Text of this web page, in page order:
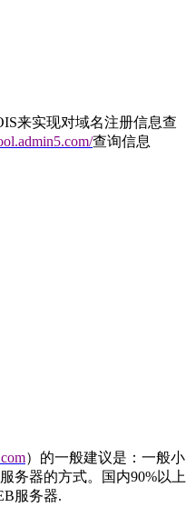
来实现对域名注册信息查
查询信息
）的一般建议是：一般小
务器的方式。国内90%以上
服务器.